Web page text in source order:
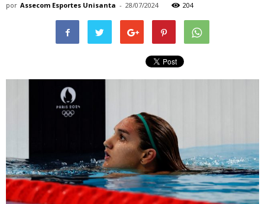
por Assecom Esportes Unisanta - 28/07/2024 204